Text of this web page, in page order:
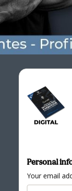
Personal
Your email